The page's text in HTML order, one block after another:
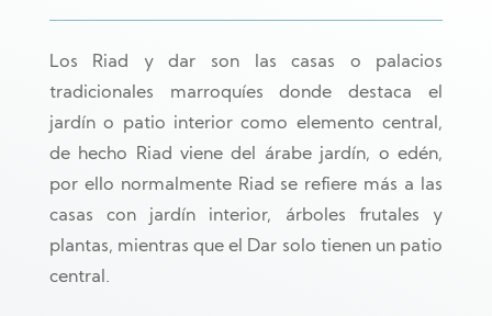
Los Riad y dar son las casas o palacios
tradicionales marroquíes donde destaca el
jardín o patio interior como elemento central,
de hecho Riad viene del árabe jardín, o edén,
por ello normalmente Riad se refiere más a las
casas con jardín interior, árboles frutales y
plantas, mientras que el Dar solo tienen un patio
central.